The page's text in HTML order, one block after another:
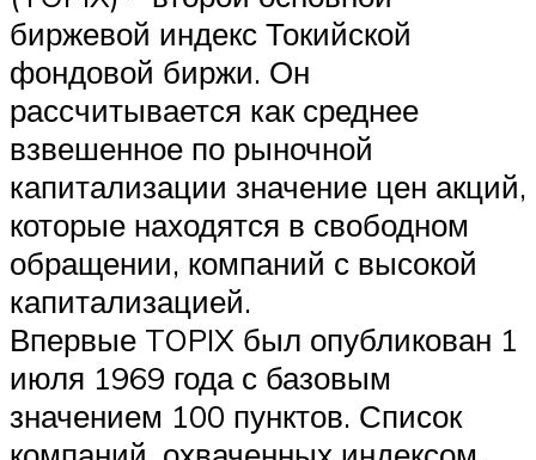
биржевой индекс Токийской
фондовой биржи. Он
рассчитывается как среднее
взвешенное по рыночной
капитализации значение цен акций,
которые находятся в свободном
обращении, компаний с высокой
капитализацией.
Впервые TOPIX был опубликован 1
июля 1969 года с базовым
значением 100 пунктов. Список